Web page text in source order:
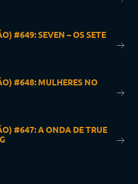
#649: SEVEN – OS SETE
#648: MULHERES NO
#647: A ONDA DE TRUE